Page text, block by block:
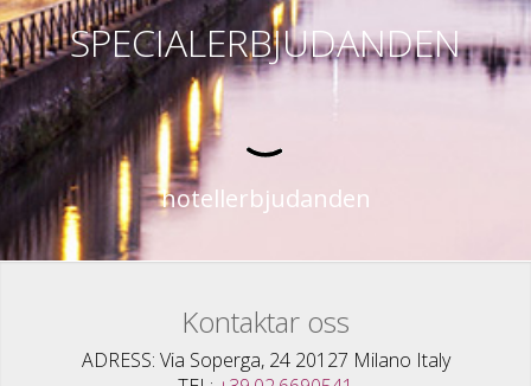
SPECIALERBJUDANDEN
hotellerbjudanden
Kontaktar oss
ADRESS Via Soperga, 24 20127 Milano Italy